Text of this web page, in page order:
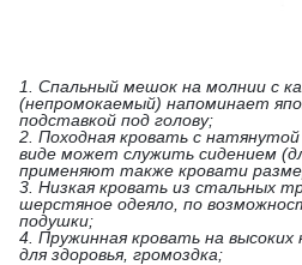
1. Спальный мешок на молнии с
(непромокаемый) напоминает
подставкой под голову;
2. Походная кровать с
виде может служить сидением
применяют также кровати
3. Низкая кровать из стальных
шерстяное одеяло, по
подушки;
4. Пружинная кровать на высоких
для здоровья, громоздка;